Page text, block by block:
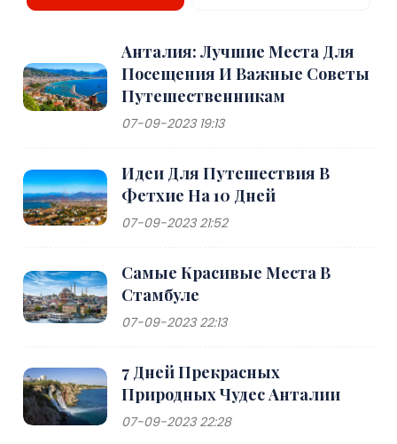
Анталия: Лучшие Места Для
Посещения И Важные Советы
Путешественникам
07-09-2023 19:13
Идеи Для Путешествия В
Фетхие На 10 Дней
07-09-2023 21:52
Самые Красивые Места В
Стамбуле
07-09-2023 22:13
7 Дней Прекрасных
Природных Чудес Анталии
07-09-2023 22:28